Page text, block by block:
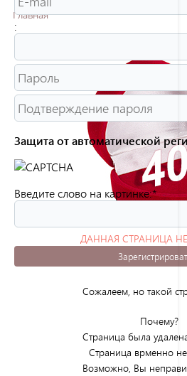
Главная
ДАННАЯ СТРАНИЦА
(ОШИБКА
Сожалеем, но такой
Почему?
Страница была
Страница врменно
Возможно, Вы
:
Защита от автоматической
Введите слово на картинке:*